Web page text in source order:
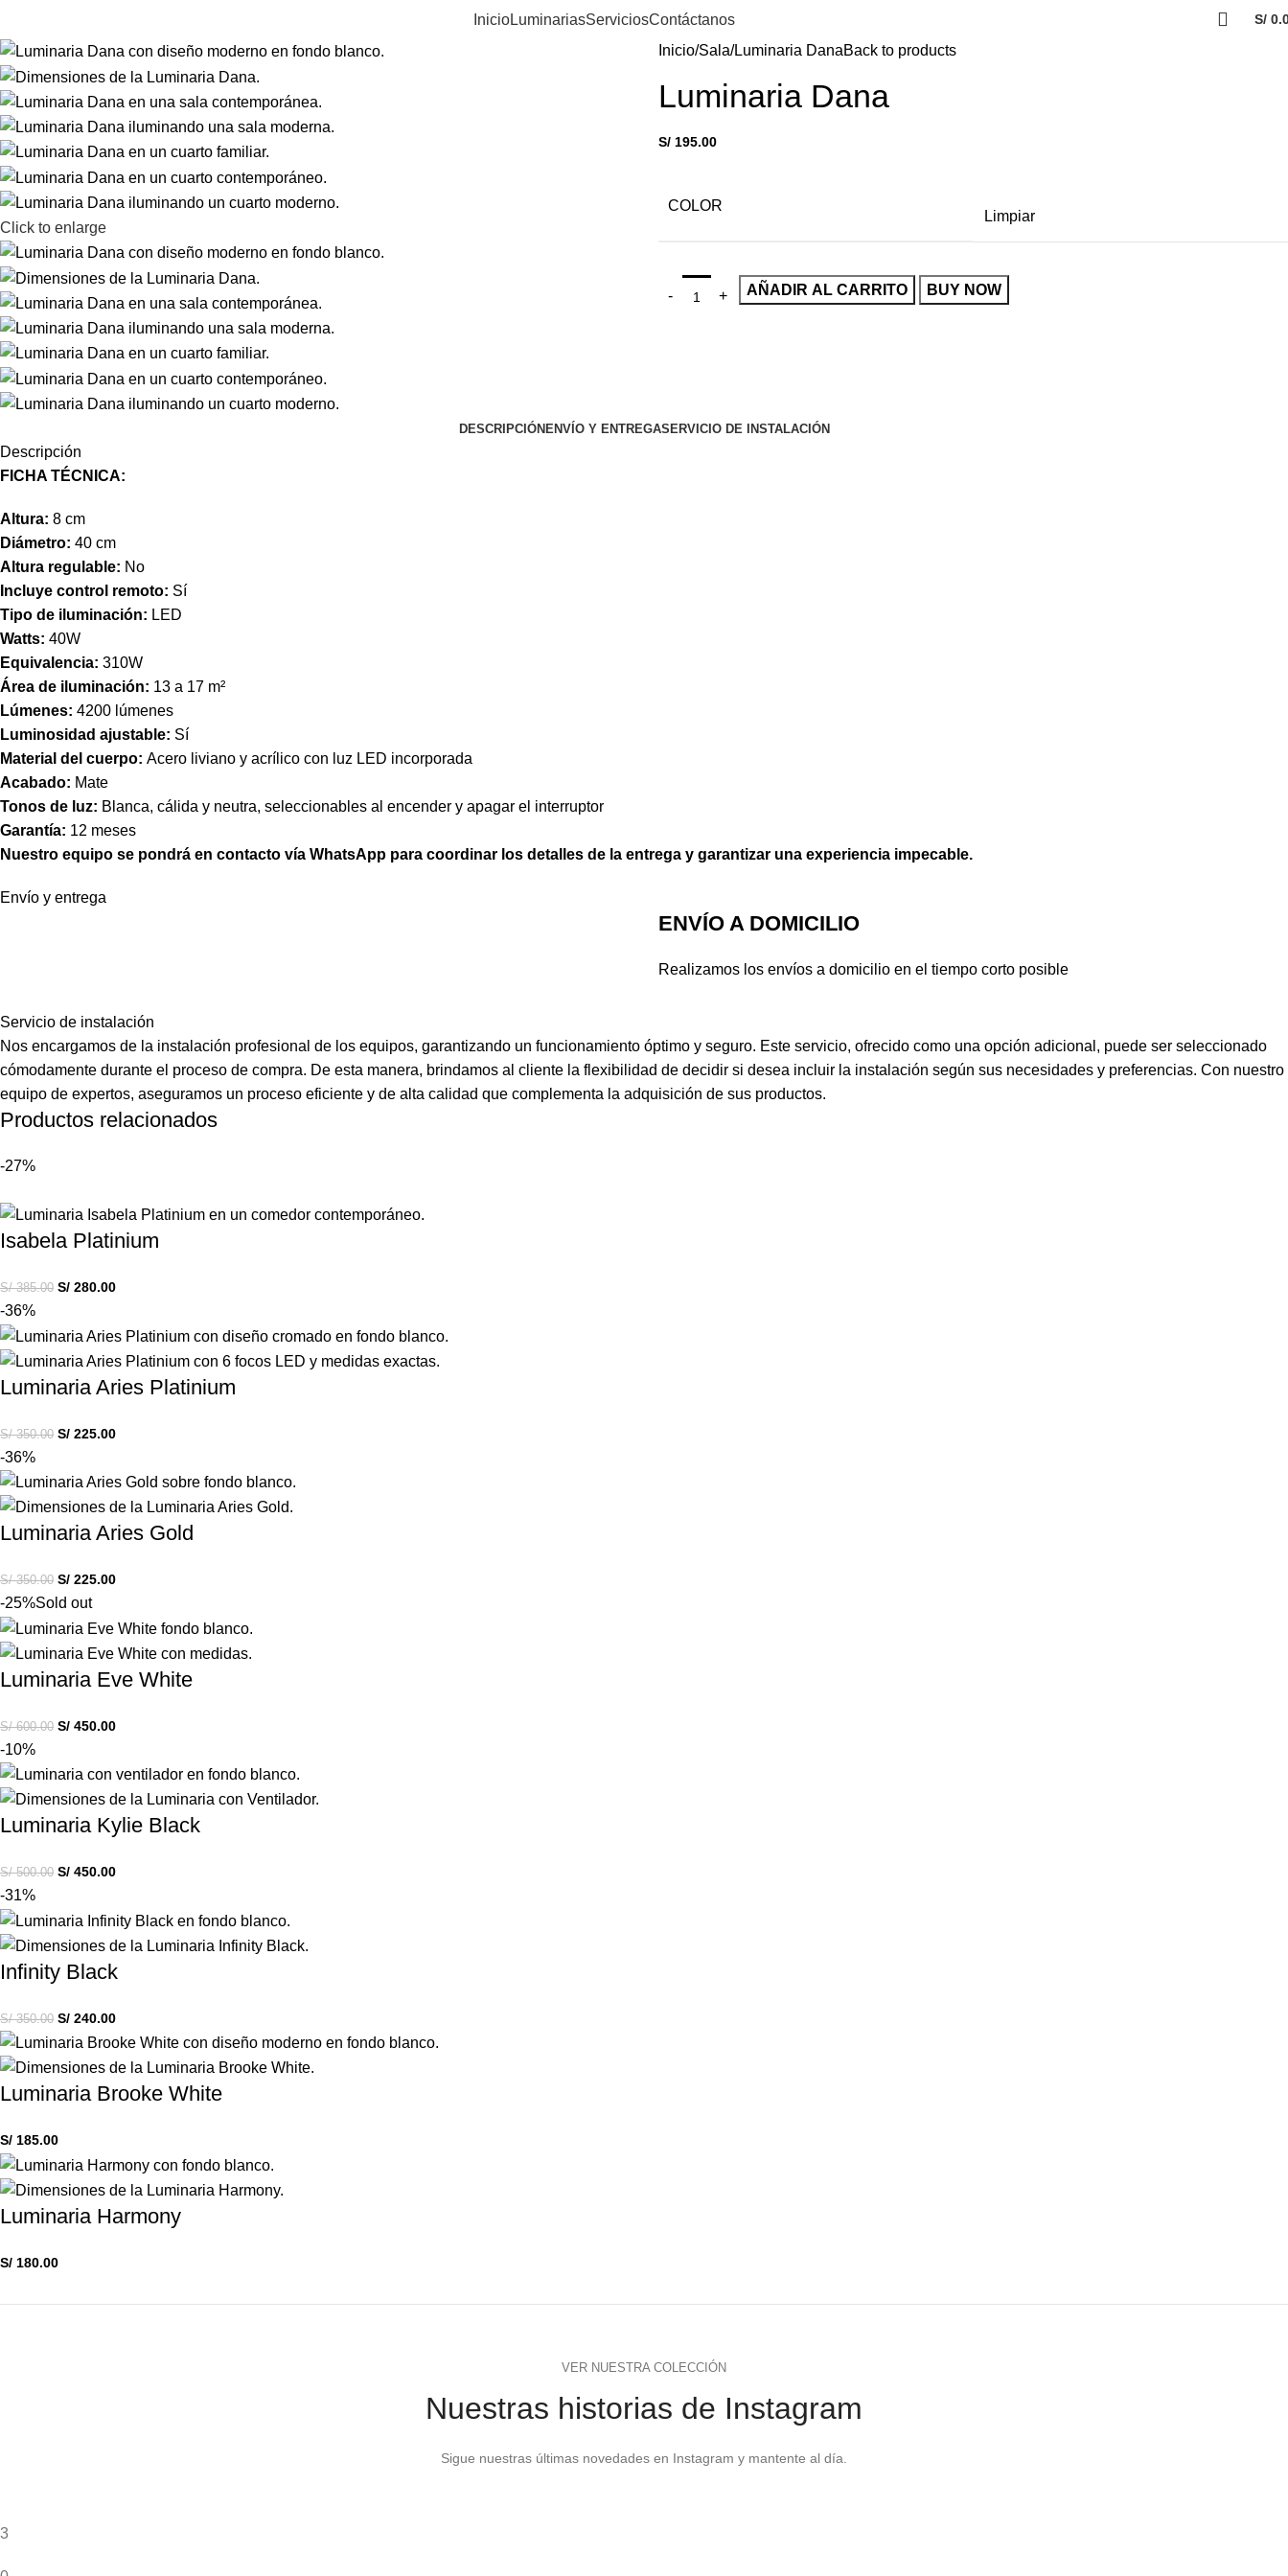
InicioLuminariasServiciosContáctanos S/
Click to enlarge
Inicio Sala Luminaria DanaBack to products
Luminaria Dana
S/ 195.00
COLOR
Limpiar
AÑADIR AL CARRITO BUY NOW
DESCRIPCIÓN ENVÍO Y ENTREGASERVICIO DE INSTALACIÓN
Descripción
FICHA TÉCNICA:
Altura: 8 cm
Diámetro: 40 cm
Altura regulable: No
Incluye control remoto: Sí
Tipo de iluminación: LED
Watts: 40W
Equivalencia: 310W
Área de iluminación: 13 a 17 m²
Lúmenes: 4200 lúmenes
Luminosidad ajustable: Sí
Material del cuerpo: Acero liviano y acrílico con luz LED incorporada
Acabado: Mate
Tonos de luz: Blanca, cálida y neutra, seleccionables al encender y apagar el interruptor
Garantía: 12 meses
Nuestro equipo se pondrá en contacto vía WhatsApp para coordinar los detalles de la entrega y garantizar una experiencia impecable.
Envío y entrega
ENVÍO A DOMICILIO
Realizamos los envíos a domicilio en el tiempo corto posible
Servicio de instalación
Nos encargamos de la instalación profesional de los equipos, garantizando un funcionamiento óptimo y seguro. Este servicio, ofrecido como una opción adicional, puede ser seleccionado
cómodamente durante el proceso de compra. De esta manera, brindamos al cliente la flexibilidad de decidir si desea incluir la instalación según sus necesidades y preferencias. Con nuestro
equipo de expertos, aseguramos un proceso eficiente y de alta calidad que complementa la adquisición de sus productos.
Productos relacionados
-27%
Isabela Platinium
S/385.00 S/ 280.00
-36%
Luminaria Aries Platinium
S/350.00 S/ 225.00
-36%
Luminaria Aries Gold
S/350.00 S/ 225.00
-25%Sold out
Luminaria Eve White
S/600.00 S/ 450.00
-10%
Luminaria Kylie Black
S/500.00 S/ 450.00
-31%
Infinity Black
S/350.00 S/ 240.00
Luminaria Brooke White
S/ 185.00
Luminaria Harmony
S/ 180.00
VER NUESTRA COLECCIÓN
Nuestras historias de Instagram
Sigue nuestras últimas novedades en Instagram y mantente al día.
3